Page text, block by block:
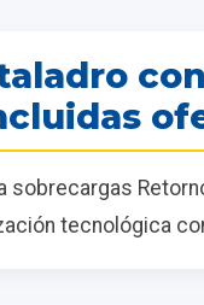
con
sobrecargas
tecnológica